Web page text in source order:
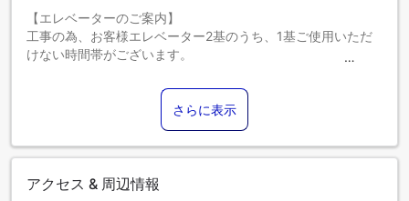
【エレベーターのご案内】
工事の為、お客様エレベーター2基のうち、1基ご使用いただ
けない時間帯がございます。
また、6月27日及び6月30日、業務用エレベーター更新工事の
ため、 9：00～18：00の時間帯にお客様エレベーターをフロ
ント及び清掃のスタッフが利用する場合がございます。
日中の時間帯にて音等が発生する場合がございます。 お客様
には大変ご不便・ご迷惑をお掛け致しますが、何卒ご理解の
程お願い申し上げます。
さらに表示
アクセス & 周辺情報